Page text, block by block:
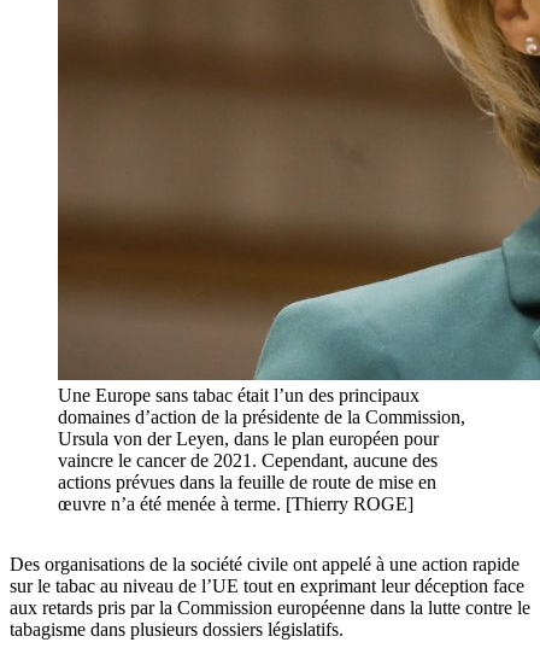
Une Europe sans tabac était l’un des principaux
domaines d’action de la présidente de la Commission,
Ursula von der Leyen, dans le plan européen pour
vaincre le cancer de 2021. Cependant, aucune des
actions prévues dans la feuille de route de mise en
œuvre n’a été menée à terme. [Thierry ROGE]
Des organisations de la société civile ont appelé à une action rapide
sur le tabac au niveau de l’UE tout en exprimant leur déception face
aux retards pris par la Commission européenne dans la lutte contre le
tabagisme dans plusieurs dossiers législatifs.